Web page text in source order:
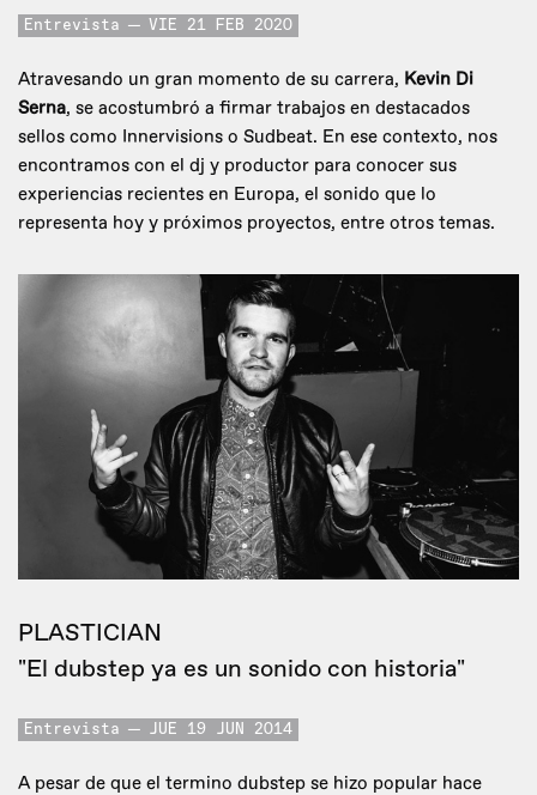
Entrevista VIE 21 FEB 2020
Atravesando un gran momento de su carrera, Kevin Di
Serna, se acostumbró a firmar trabajos en destacados
sellos como Innervisions o Sudbeat. En ese contexto, nos
encontramos con el dj y productor para conocer sus
experiencias recientes en Europa, el sonido que lo
representa hoy y próximos proyectos, entre otros temas.
PLASTICIAN
"El dubstep ya es un sonido con historia"
Entrevista JUE 19 JUN 2014
A pesar de que el termino dubstep se hizo popular hace